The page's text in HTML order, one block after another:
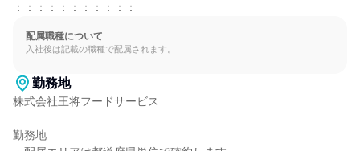
：：：：：：：：：：：
配属職種について
入社後は記載の職種で配属されます。
勤務地
株式会社王将フードサービス
勤務地